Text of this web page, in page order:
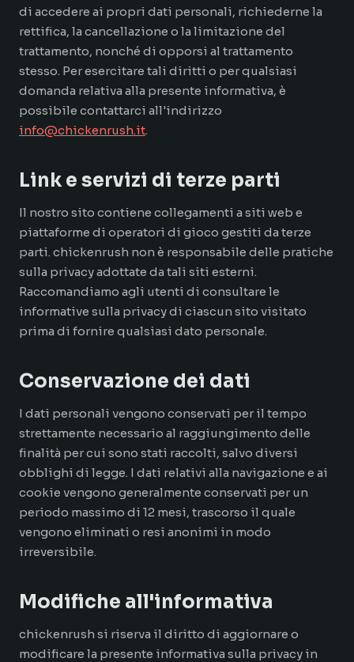
di accedere ai propri dati personali, richiederne la
rettifica, la cancellazione o la limitazione del
trattamento, nonché di opporsi al trattamento
stesso. Per esercitare tali diritti o per qualsiasi
domanda relativa alla presente informativa, è
possibile contattarci all'indirizzo
info@chickenrush.it.
Link e servizi di terze parti
Il nostro sito contiene collegamenti a siti web e
piattaforme di operatori di gioco gestiti da terze
parti. chickenrush non è responsabile delle pratiche
sulla privacy adottate da tali siti esterni.
Raccomandiamo agli utenti di consultare le
informative sulla privacy di ciascun sito visitato
prima di fornire qualsiasi dato personale.
Conservazione dei dati
I dati personali vengono conservati per il tempo
strettamente necessario al raggiungimento delle
finalità per cui sono stati raccolti, salvo diversi
obblighi di legge. I dati relativi alla navigazione e ai
cookie vengono generalmente conservati per un
periodo massimo di 12 mesi, trascorso il quale
vengono eliminati o resi anonimi in modo
irreversibile.
Modifiche all'informativa
chickenrush si riserva il diritto di aggiornare o
modificare la presente informativa sulla privacy in